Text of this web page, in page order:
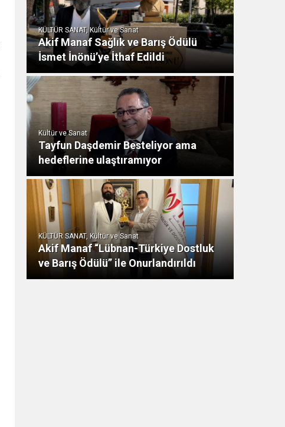
KÜLTÜR SANAT, Kültür ve Sanat
Akif Manaf Sağlık ve Barış Ödülü
İsmet İnönü’ye İthaf Edildi
Kültür ve Sanat
Tayfun Daşdemir Besteliyor ama
hedeflerine ulaştıramıyor
KÜLTÜR SANAT, Kültür ve Sanat
Akif Manaf “Lübnan-Türkiye Dostluk
ve Barış Ödülü” ile Onurlandırıldı